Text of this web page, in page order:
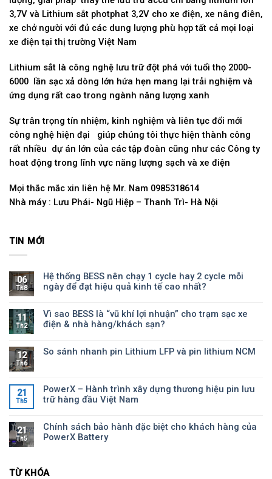
3,7V và Lithium sắt photphat 3,2V cho xe điện, xe nâng điên,
xe chở người với đủ các dung lượng phù hợp tất cả mọi loại
xe điện tại thị trường Việt Nam
Lithium sắt là công nghệ lưu trữ đột phá với tuổi thọ 2000-
6000 lần sạc xả dòng lớn hứa hẹn mang lại trải nghiệm và
ứng dụng rất cao trong ngành năng lượng xanh
Sự trân trọng tín nhiệm, kinh nghiệm và liên tục đổi mới
công nghệ hiện đại giúp chúng tôi thực hiện thành công
rất nhiều dự án lớn của các tập đoàn cũng như các Công ty
hoat động trong lĩnh vực năng lượng sạch và xe điện
Mọi thắc mắc xin liên hệ Mr. Nam 0985318614
Nhà máy : Lưu Phái- Ngũ Hiệp – Thanh Trì- Hà Nội
TIN MỚI
06
Th8
Hệ thống BESS nên chạy 1 cycle hay 2 cycle mỗi
ngày để đạt hiệu quả kinh tế cao nhất?
11
Th2
Vì sao BESS là “vũ khí lợi nhuận” cho trạm sạc xe
điện & nhà hàng/khách sạn?
12
Th6
So sánh nhanh pin Lithium LFP và pin lithium NCM
21
Th5
PowerX – Hành trình xây dựng thương hiệu pin lưu
trữ hàng đầu Việt Nam
21
Th5
Chính sách bảo hành đặc biệt cho khách hàng của
PowerX Battery
TỪ KHÓA